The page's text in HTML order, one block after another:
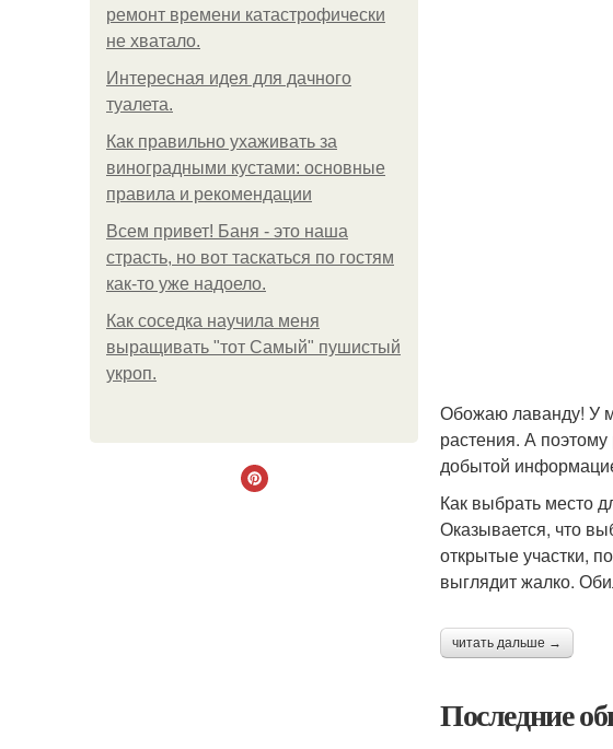
ремонт времени катастрофически
не хватало.
Интересная идея для дачного
туалета.
Как правильно ухаживать за
виноградными кустами: основные
правила и рекомендации
Всем привет! Баня - это наша
страсть, но вот таскаться по гостям
как-то уже надоело.
Как соседка научила меня
выращивать "тот Самый" пушистый
укроп.
Обожаю лаванду! У
растения. А
добытой
Как выбрать место
Оказывается, что
открытые участки,
выглядит жалко.
читать дальше →
Последние